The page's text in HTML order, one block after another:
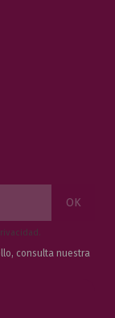
.
consulta nuestra